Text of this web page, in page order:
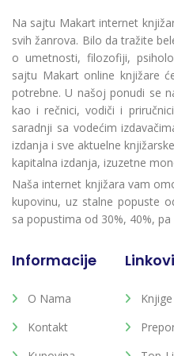
Na sajtu Makart internet
svih žanrova. Bilo da tražite
o umetnosti, filozofiji,
sajtu Makart online knjižare
potrebne. U našoj ponudi se
kao i rečnici, vodiči i
saradnji sa vodećim
izdanja i sve aktuelne
kapitalna izdanja, izuzetne
Naša internet knjižara vam
kupovinu, uz stalne popuste
sa popustima od 30%, 40%, pa
Informacije
O Nama
Kontakt
Linkovi
Knjige